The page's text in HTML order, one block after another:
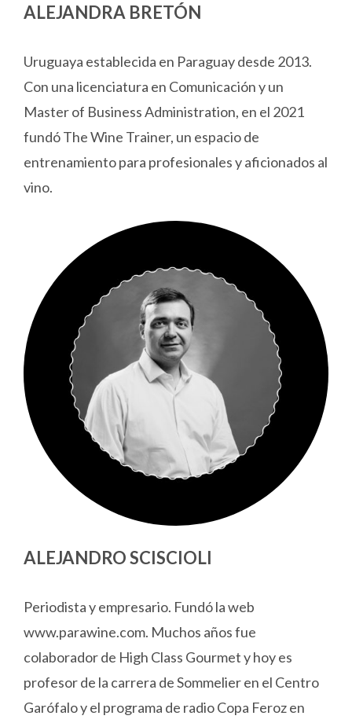
ALEJANDRA BRETÓN
Uruguaya establecida en Paraguay desde 2013.
Con una licenciatura en Comunicación y un
Master of Business Administration, en el 2021
fundó The Wine Trainer, un espacio de
entrenamiento para profesionales y aficionados al
vino.
ALEJANDRO SCISCIOLI
Periodista y empresario. Fundó la web
www.parawine.com. Muchos años fue
colaborador de High Class Gourmet y hoy es
profesor de la carrera de Sommelier en el Centro
Garófalo y el programa de radio Copa Feroz en